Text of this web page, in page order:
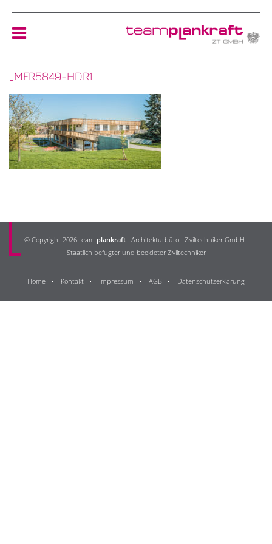
TEAM
NEWS
_MFR5849-HDR1
© Copyright 2026 team plankraft· Architekturbüro · Ziviltechniker GmbH ·
Staatlich befugter und beeideter Ziviltechniker
Home Kontakt Impressum AGB Datenschutzerklärung